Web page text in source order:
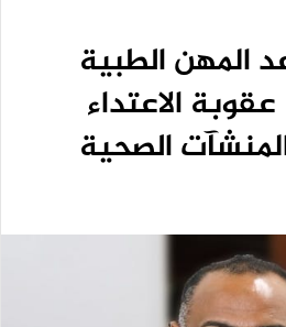
المهن الطبية
الاعتداء
الصحية